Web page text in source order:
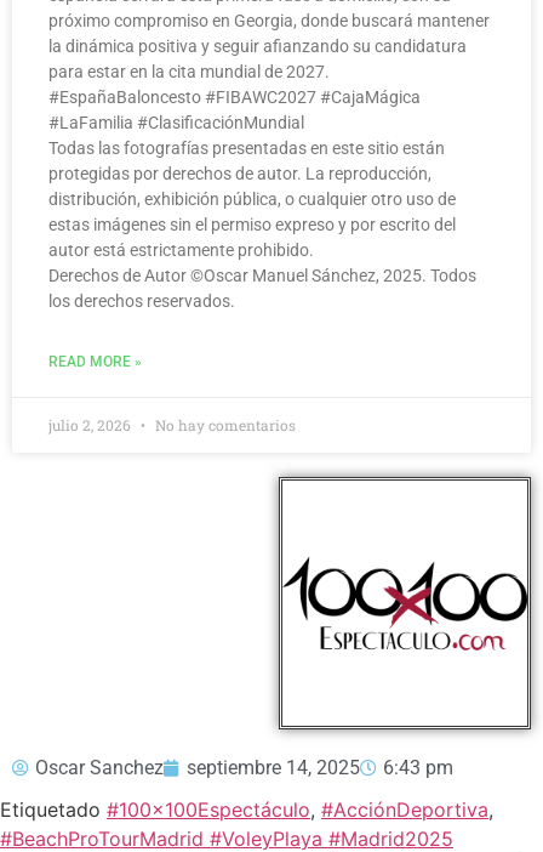
próximo compromiso en Georgia, donde buscará mantener
la dinámica positiva y seguir afianzando su candidatura
para estar en la cita mundial de 2027.
#EspañaBaloncesto #FIBAWC2027 #CajaMágica
#LaFamilia #ClasificaciónMundial
Todas las fotografías presentadas en este sitio están
protegidas por derechos de autor. La reproducción,
distribución, exhibición pública, o cualquier otro uso de
estas imágenes sin el permiso expreso y por escrito del
autor está estrictamente prohibido.
Derechos de Autor ©️Oscar Manuel Sánchez, 2025. Todos
los derechos reservados.
READ MORE »
julio 2, 2026 No hay comentarios
Oscar Sanchez septiembre 14, 2025 6:43 pm
Etiquetado #100x100Espectáculo, #AcciónDeportiva,
#BeachProTourMadrid #VoleyPlaya #Madrid2025